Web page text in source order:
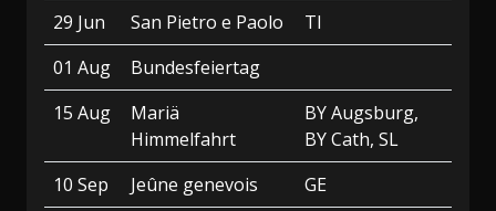
29 Jun San Pietro e Paolo
TI
01 Aug
Bundesfeiertag
15 Aug
Mariä
Himmelfahrt
BY Augsburg,
BY Cath, SL
10 Sep
Jeûne genevois
GE